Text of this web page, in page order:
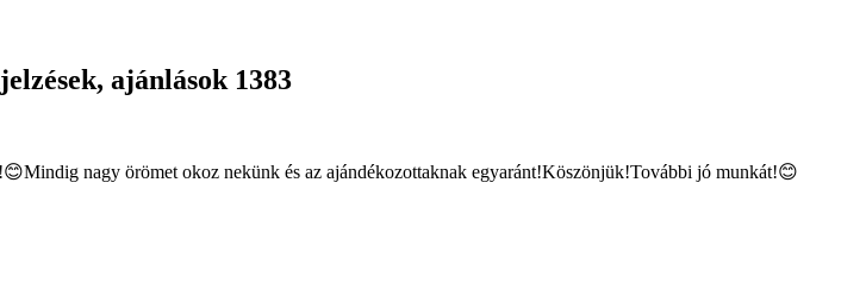
ajánlások 1383
nagy örömet okoz nekünk és az ajándékozottaknak egyaránt!Köszönjük!További jó munkát!😊